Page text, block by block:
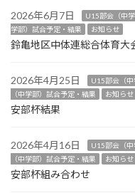
2026年6月7日 U15部会（中学
学部）試合予定・結果
お知らせ
鈴亀地区中体連総合体育大
2026年4月25日 U15部会（中
（中学部）試合予定・結果
お知らせ
安部杯結果
2026年4月16日 U15部会（中
（中学部）試合予定・結果
お知らせ
安部杯組み合わせ